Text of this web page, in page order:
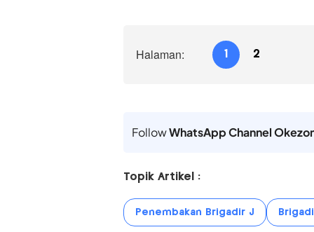
Halaman: 1 2
FollowWhatsApp Channel
Topik Artikel :
Penembakan Brigadir J